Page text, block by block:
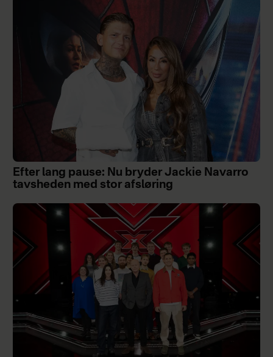
Efter lang pause: Nu bryder Jackie Navarro
tavsheden med stor afsløring